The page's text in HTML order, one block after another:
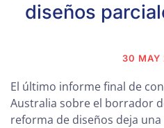
diseños
30 MAY
El último informe final de
Australia sobre el borrador
reforma de diseños deja